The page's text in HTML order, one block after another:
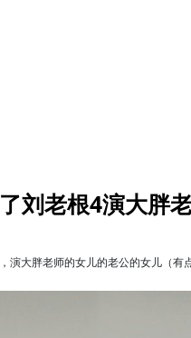
刘老根4演大胖
演大胖老师的女儿的老公的女儿（有